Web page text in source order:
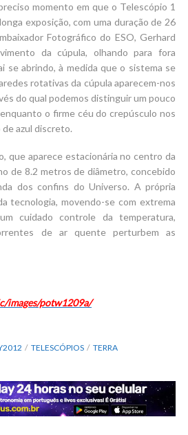
momento em que o Telescópio 1
exposição, com uma duração de 26
Fotográfico do ESO, Gerhard
da cúpula, olhando para fora
se abrindo, à medida que o sistema se
rotativas da cúpula aparecem-nos
do qual podemos distinguir um pouco
o firme céu do crepúsculo nos
azul discreto.
que aparece estacionária no centro da
de 8.2 metros de diâmetro, concebido
dos confins do Universo. A própria
tecnologia, movendo-se com extrema
cuidado controle da temperatura,
de ar quente perturbem as
images/potw1209a/
TELESCÓPIOS TERRA